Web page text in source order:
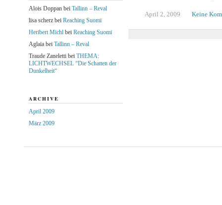
April 2, 2009 Keine
Alois Doppanbei Tallinn – Reval
lisa scherzbei Reaching Suomi
Heribert Michlbei Reaching Suomi
Aglaiabei Tallinn – Reval
Traude Zanelettibei THEMA:
LICHTWECHSEL “Die Schatten der
Dunkelheit“
ARCHIVE
April 2009
März 2009